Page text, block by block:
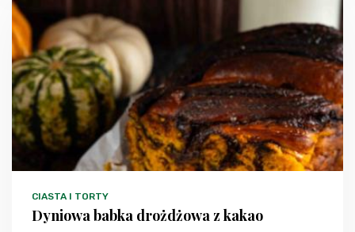
CIASTA I TORTY
Dyniowa babka drożdżowa z kakao